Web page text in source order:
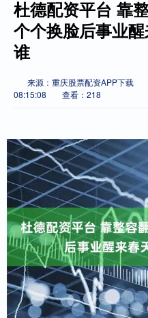
杜德配资平台 靠
个个换脸后事业
谁
来源：重庆股票配资APP下载
08:15:08
查看：218